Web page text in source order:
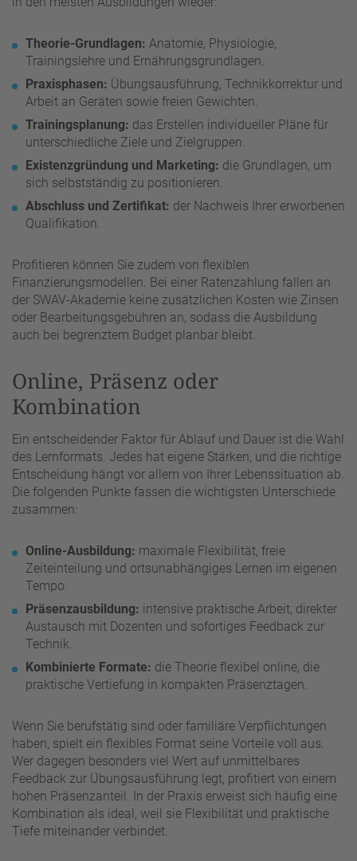
Theorie-Grundlagen: Anatomie, Physiologie,
Trainingslehre und Ernährungsgrundlagen.
Praxisphasen: Übungsausführung, Technikkorrektur und
Arbeit an Geräten sowie freien Gewichten.
Trainingsplanung: das Erstellen individueller Pläne für
unterschiedliche Ziele und Zielgruppen.
Existenzgründung und Marketing: die Grundlagen, um
sich selbstständig zu positionieren.
Abschluss und Zertifikat: der Nachweis Ihrer erworbenen
Qualifikation.
Profitieren können Sie zudem von flexiblen
Finanzierungsmodellen. Bei einer Ratenzahlung fallen an
der SWAV-Akademie keine zusätzlichen Kosten wie Zinsen
oder Bearbeitungsgebühren an, sodass die Ausbildung
auch bei begrenztem Budget planbar bleibt.
Online, Präsenz oder
Kombination
Ein entscheidender Faktor für Ablauf und Dauer ist die Wahl
des Lernformats. Jedes hat eigene Stärken, und die richtige
Entscheidung hängt vor allem von Ihrer Lebenssituation ab.
Die folgenden Punkte fassen die wichtigsten Unterschiede
zusammen:
Online-Ausbildung: maximale Flexibilität, freie
Zeiteinteilung und ortsunabhängiges Lernen im eigenen
Tempo.
Präsenzausbildung: intensive praktische Arbeit, direkter
Austausch mit Dozenten und sofortiges Feedback zur
Technik.
Kombinierte Formate: die Theorie flexibel online, die
praktische Vertiefung in kompakten Präsenztagen.
Wenn Sie berufstätig sind oder familiäre Verpflichtungen
haben, spielt ein flexibles Format seine Vorteile voll aus.
Wer dagegen besonders viel Wert auf unmittelbares
Feedback zur Übungsausführung legt, profitiert von einem
hohen Präsenzanteil. In der Praxis erweist sich häufig eine
Kombination als ideal, weil sie Flexibilität und praktische
Tiefe miteinander verbindet.